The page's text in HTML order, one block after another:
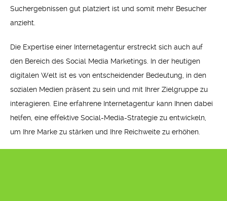
Suchergebnissen gut platziert ist und somit mehr Besucher
anzieht.
Die Expertise einer Internetagentur erstreckt sich auch auf
den Bereich des Social Media Marketings. In der heutigen
digitalen Welt ist es von entscheidender Bedeutung, in den
sozialen Medien präsent zu sein und mit Ihrer Zielgruppe zu
interagieren. Eine erfahrene Internetagentur kann Ihnen dabei
helfen, eine effektive Social-Media-Strategie zu entwickeln,
um Ihre Marke zu stärken und Ihre Reichweite zu erhöhen.